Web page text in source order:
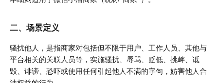
二、场景定义
骚扰他人，是指商家对包括但不限于用户、工作人员、其他与
平台相关的关联人员等，实施骚扰、辱骂、贬低、挑衅、诋
毁、诽谤、恐吓或使用任何引起他人不满的字句，妨害他人合